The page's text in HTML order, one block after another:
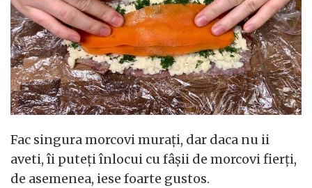
Fac singura morcovi murați, dar daca nu ii
aveti, îi puteți înlocui cu fâșii de morcovi fierți,
de asemenea, iese foarte gustos.